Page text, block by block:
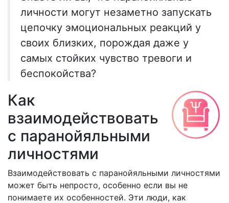
личности могут незаметно запускать
цепочку эмоциональных реакций у
своих близких, порождая даже у
самых стойких чувство тревоги и
беспокойства?
Как
взаимодействовать
с паранойяльными
личностями
Взаимодействовать с паранойяльными личностями
может быть непросто, особенно если вы не
понимаете их особенностей. Эти люди, как